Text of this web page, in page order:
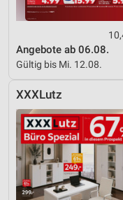
Angebote ab 06.08.
Gültig bis Mi. 12.08.
XXXLutz
personalisierter
Erstellung von
von Inhalten
Verwendung von
Messung der
Messung der
Analyse von
Kombinationen von
Quellen